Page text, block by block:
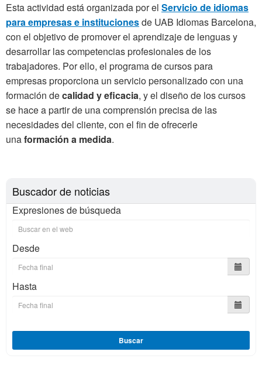
Esta actividad está organizada por el Servicio de idiomas
para empresas e institucionesde UAB Idiomas Barcelona,
con el objetivo de promover el aprendizaje de lenguas y
desarrollar las competencias profesionales de los
trabajadores. Por ello, el programa de cursos para
empresas proporciona un servicio personalizado con una
formación decalidad y eficacia, y el diseño de los cursos
se hace a partir de una comprensión precisa de las
necesidades del cliente, con el fin de ofrecerle
unaformación a medida.
Buscador de noticias
Expresiones de búsqueda
Desde
Hasta
Buscar